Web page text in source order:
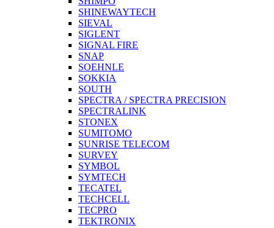
SHINEWAYTECH
SIEVAL
SIGLENT
SIGNAL FIRE
SNAP
SOEHNLE
SOKKIA
SOUTH
SPECTRA / SPECTRA PRECISION
SPECTRALINK
STONEX
SUMITOMO
SUNRISE TELECOM
SURVEY
SYMBOL
SYMTECH
TECATEL
TECHCELL
TECPRO
TEKTRONIX